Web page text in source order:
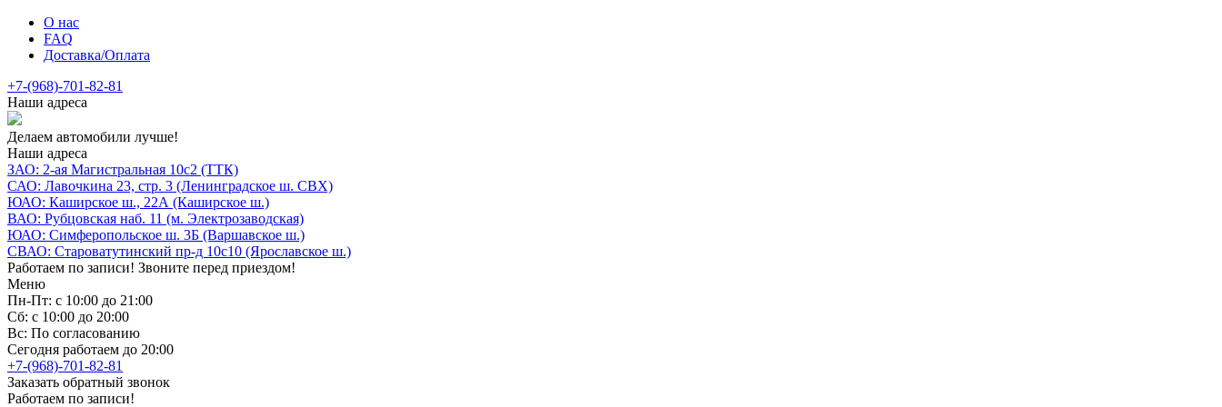
О нас
FAQ
Доставка/Оплата
+7-(968)-701-82-81
Наши адреса
Делаем автомобили лучше!
Наши адреса
ЗАО: 2-ая Магистральная 10с2 (ТТК)
САО: Лавочкина 23, стр. 3 (Ленинградское ш. СВХ)
ЮАО: Каширское ш., 22А (Каширское ш.)
ВАО: Рубцовская наб. 11 (м. Электрозаводская)
ЮАО: Симферопольское ш. 3Б (Варшавское ш.)
СВАО: Староватутинский пр-д 10с10 (Ярославское ш.)
Работаем по записи! Звоните перед приездом!
Меню
Пн-Пт: с 10:00 до 21:00
Сб: с 10:00 до 20:00
Вс: По согласованию
Сегодня работаем до 20:00
+7-(968)-701-82-81
Заказать обратный звонок
Работаем по записи!